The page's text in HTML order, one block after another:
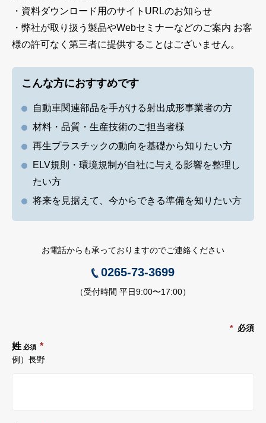
製品サイト
企業サイト
English
・資料ダウンロード用のサイトURLのお知らせ
・弊社が取り扱う製品やWebセミナーなどのご案内 お客
様の許可なく第三者に提供することはございません。
こんな方におすすめです
自動車関連部品を手がける射出成形事業者の方
材料・品質・生産技術のご担当者様
再生プラスチックの動向を基礎から知りたい方
ELV規則・環境規制が自社に与える影響を整理し
たい方
将来を見据えて、今からできる準備を知りたい方
お電話からも承っておりますのでご連絡ください
0265-73-3699
（受付時間 平日9:00〜17:00）
* 必須
姓 必須 *
例）長野